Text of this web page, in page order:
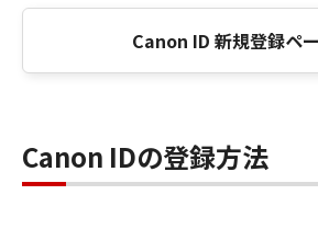
Canon ID 新規登録ペ
Canon IDの登録方法